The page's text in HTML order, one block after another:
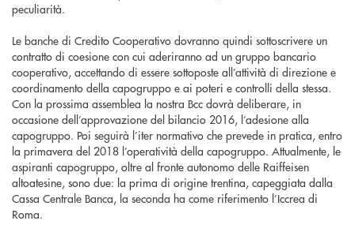
peculiarità.
Le banche di Credito Cooperativo dovranno quindi sottoscrivere un
contratto di coesione con cui aderiranno ad un gruppo bancario
cooperativo, accettando di essere sottoposte all’attività di direzione e
coordinamento della capogruppo e ai poteri e controlli della stessa.
Con la prossima assemblea la nostra Bcc dovrà deliberare, in
occasione dell’approvazione del bilancio 2016, l’adesione alla
capogruppo. Poi seguirà l’iter normativo che prevede in pratica, entro
la primavera del 2018 l’operatività della capogruppo. Attualmente, le
aspiranti capogruppo, oltre al fronte autonomo delle Raiffeisen
altoatesine, sono due: la prima di origine trentina, capeggiata dalla
Cassa Centrale Banca, la seconda ha come riferimento l’Iccrea di
Roma.